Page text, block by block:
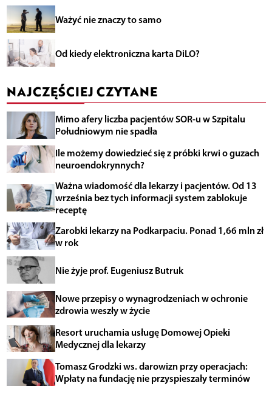
Ważyć nie znaczy to samo
Od kiedy elektroniczna karta DiLO?
NAJCZĘŚCIEJ CZYTANE
Mimo afery liczba pacjentów SOR-u w Szpitalu
Południowym nie spadła
Ile możemy dowiedzieć się z próbki krwi o guzach
neuroendokrynnych?
Ważna wiadomość dla lekarzy i pacjentów. Od 13
września bez tych informacji system zablokuje
receptę
Zarobki lekarzy na Podkarpaciu. Ponad 1,66 mln zł
w rok
Nie żyje prof. Eugeniusz Butruk
Nowe przepisy o wynagrodzeniach w ochronie
zdrowia weszły w życie
Resort uruchamia usługę Domowej Opieki
Medycznej dla lekarzy
Tomasz Grodzki ws. darowizn przy operacjach:
Wpłaty na fundację nie przyspieszały terminów